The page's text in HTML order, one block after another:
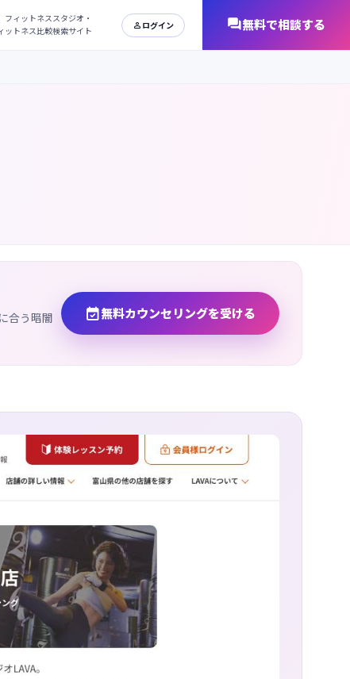
日本最大級、フィットネススタジオ・
オンラインフィットネス比較検索サイト
合う暗闇
無料カウンセリングを受ける